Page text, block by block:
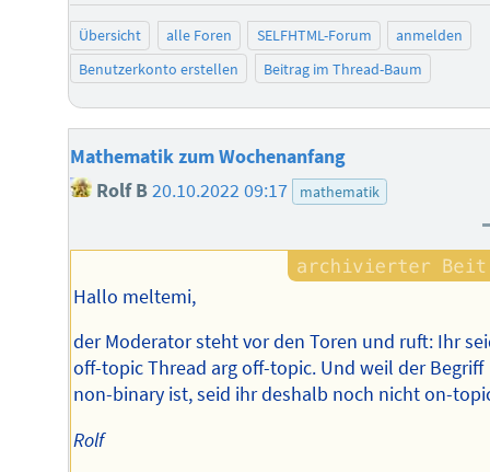
Übersicht alle Foren SELFHTML-Forum
anmelden
Benutzerkonto erstellen
Beitrag im Thread-Baum
Mathematik zum Wochenanfang
Rolf B20.10.2022 09:17 mathematik
Hallo meltemi,
der Moderator steht vor den Toren und ruft: Ihr
off-topic Thread arg off-topic. Und weil der Begriff
non-binary ist, seid ihr deshalb noch nicht on-
Rolf